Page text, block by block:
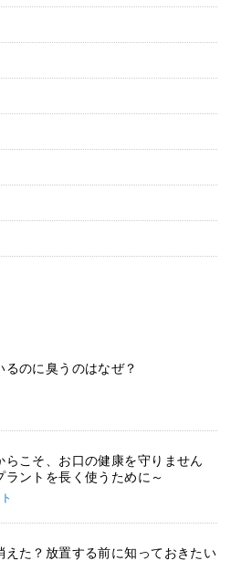
るのに臭うのはなぜ？
らこそ、お口の健康を守りません
ラントを長く使うために～
えた？放置する前に知っておきたい